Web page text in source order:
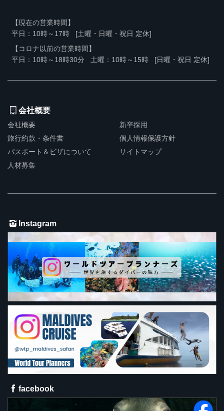
【現在の営業時間】
平日：10時～17時
[土曜・日曜・祝日 定休]
【コロナ以前の営業時間】
平日：10時～18時30分
土曜：10時～15時 [日曜・祝日 定休]
会社概要
会社概要
旅行約款・条件書
パスポート＆ビザについて
人材募集
新卒採用
個人情報保護方針
サイトマップ
Instagram
facebook